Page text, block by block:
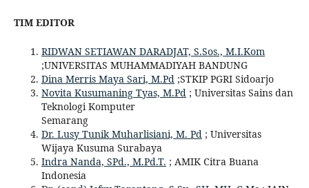
TIM EDITOR
RIDWAN SETIAWAN DARADJAT, S.Sos., M.I.Kom
;UNIVERSITAS MUHAMMADIYAH BANDUNG
Dina Merris Maya Sari, M.Pd;STKIP PGRI Sidoarjo
Novita Kusumaning Tyas, M.Pd; Universitas Sains dan
Teknologi Komputer
Semarang
Dr. Lusy Tunik Muharlisiani, M. Pd; Universitas
Wijaya Kusuma Surabaya
Indra Nanda, SPd., M.Pd.T. ; AMIK Citra Buana
Indonesia